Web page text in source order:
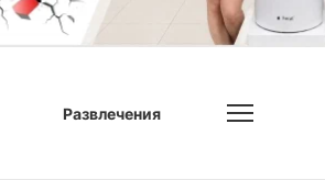
Развлечения